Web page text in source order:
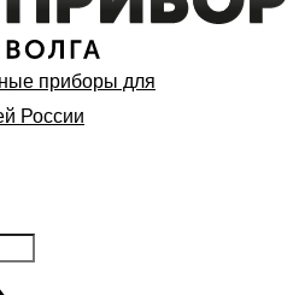
приборы для
России